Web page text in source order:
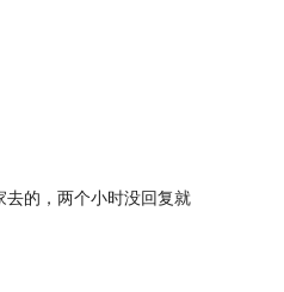
的，两个小时没回复就